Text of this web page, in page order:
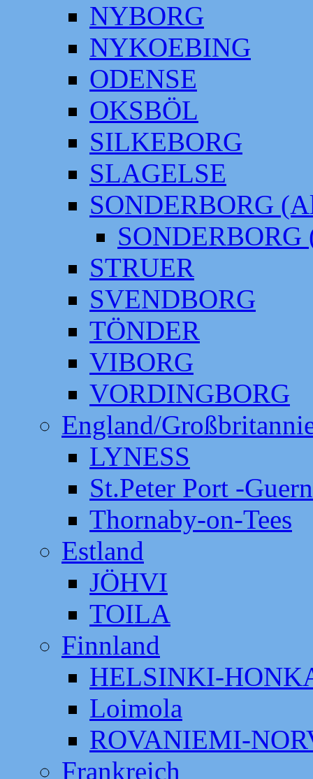
NYBORG
NYKOEBING
ODENSE
OKSBÖL
SILKEBORG
SLAGELSE
SONDERBORG
SONDERBORG
STRUER
SVENDBORG
TÖNDER
VIBORG
VORDINGBORG
England/
LYNESS
St.Peter Port -
Thornaby-on-Tees
Estland
JÖHVI
TOILA
Finnland
HELSINKI-
Loimola
ROVANIEMI-
Frankreich